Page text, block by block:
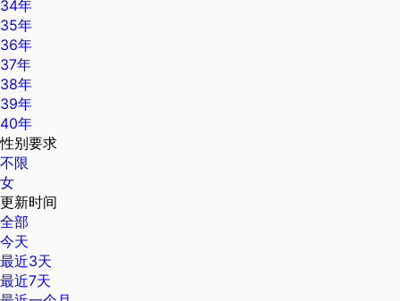
34年
35年
36年
37年
38年
39年
40年
性别要求
不限
女
更新时间
全部
今天
最近3天
最近7天